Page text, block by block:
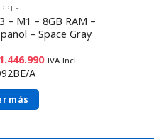
– M1 – 8GB RAM –
– Space Gray
1.446.990 IVA Incl.
A
más